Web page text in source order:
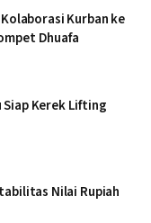
Kurban ke
Dhuafa
Siap Kerek Lifting
Nilai Rupiah